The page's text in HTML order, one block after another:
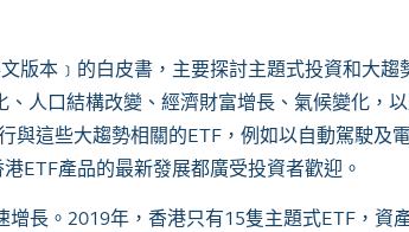
文版本﹞的白皮書，主要探討主題式投資和大趨
人口結構改變、經濟財富增長、氣候變化，
與這些大趨勢相關的ETF ，例如以自動駕駛及
港ETF產品的最新發展都廣受投資者歡迎。
增長。 2019年，香港只有15隻主題式ETF ，資